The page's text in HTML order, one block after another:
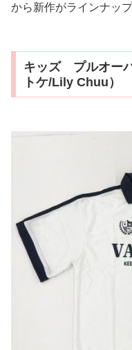
から新作がラインナップ
キッズ プルオー
トケ/Lily Chuu）